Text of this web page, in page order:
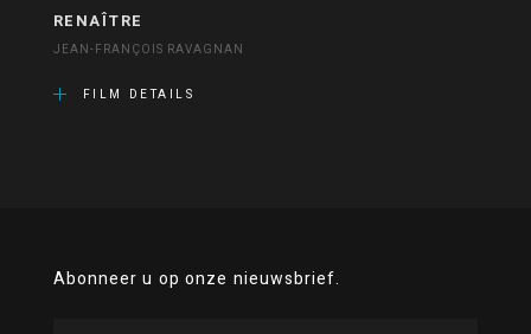
RENAÎTRE
JEAN-FRANÇOIS RAVAGNAN
FILM DETAILS
Abonneer u op onze nieuwsbrief.